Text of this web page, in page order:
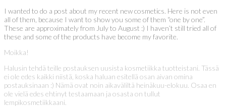
I wanted to do a post about my recent new cosmetics. Here is not even
all of them, because I want to show you some of them “one by one”.
These are approximately from July to August :) I haven’t still tried all of
these and some of the products have become my favorite.
Moikka!
Halusin tehdä teille postauksen uusista kosmetiikka tuotteistani. Tässä
ei ole edes kaikki niistä, koska haluan esitellä osan aivan omina
postauksinaan :) Nämä ovat noin aikaväliltä heinäkuu-elokuu. Osaa en
ole vielä edes ehtinyt testaamaan ja osasta on tullut
lempikosmetiikkaani.